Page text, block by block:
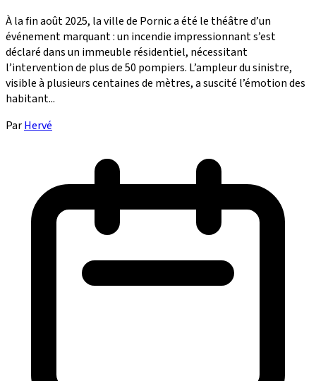
À la fin août 2025, la ville de Pornic a été le théâtre d’un
événement marquant : un incendie impressionnant s’est
déclaré dans un immeuble résidentiel, nécessitant
l’intervention de plus de 50 pompiers. L’ampleur du sinistre,
visible à plusieurs centaines de mètres, a suscité l’émotion des
habitant...
ParHervé